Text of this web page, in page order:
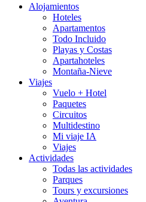
Alojamientos
Hoteles
Apartamentos
Todo Incluido
Playas y Costas
Apartahoteles
Montaña-Nieve
Viajes
Vuelo + Hotel
Paquetes
Circuitos
Multidestino
Mi viaje IA
Viajes
Actividades
Todas las actividades
Parques
Tours y excursiones